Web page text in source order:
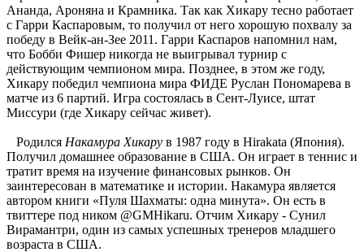
Ананда, Ароняна и Крамника. Так как Хикару тесно работает
с Гарри Каспаровым, то получил от него хорошую похвалу за
победу в Вейк-ан-Зее 2011. Гарри Каспаров напомнил нам,
что Бобби Фишер никогда не выигрывал турнир с
действующим чемпионом мира. Позднее, в этом же году,
Хикару победил чемпиона мира ФИДЕ Руслан Пономарева в
матче из 6 партий. Игра состоялась в Сент-Луисе, штат
Миссури (где Хикару сейчас живет).
Родился Накамура Хикару в 1987 году в Hirakata (Япония).
Получил домашнее образование в США. Он играет в теннис и
тратит время на изучение финансовых рынков. Он
заинтересован в математике и истории. Накамура является
автором книги «Пуля Шахматы: одна минута». Он есть в
твиттере под ником @GMHikaru. Отчим Хикару - Сунил
Вирамантри, один из самых успешных тренеров младшего
возраста в США.